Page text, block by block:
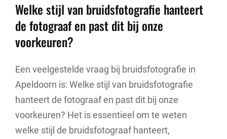
Welke stijl van bruidsfotografie hanteert
de fotograaf en past dit bij onze
voorkeuren?
Een veelgestelde vraag bij bruidsfotografie in
Apeldoorn is: Welke stijl van bruidsfotografie
hanteert de fotograaf en past dit bij onze
voorkeuren? Het is essentieel om te weten
welke stijl de bruidsfotograaf hanteert,